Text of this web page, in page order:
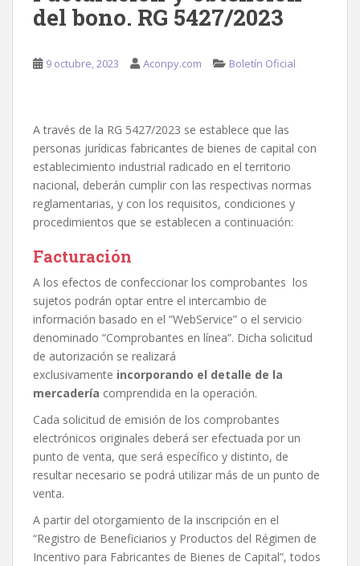
del bono. RG 5427/2023
9 octubre, 2023 Aconpy.com Boletín Oficial
A través de la RG 5427/2023 se establece que las
personas jurídicas fabricantes de bienes de capital con
establecimiento industrial radicado en el territorio
nacional, deberán cumplir con las respectivas normas
reglamentarias, y con los requisitos, condiciones y
procedimientos que se establecen a continuación:
Facturación
A los efectos de confeccionar los comprobantes los
sujetos podrán optar entre el intercambio de
información basado en el “WebService” o el servicio
denominado “Comprobantes en línea”. Dicha solicitud
de autorización se realizará
exclusivamente incorporando el detalle de la
mercadería comprendida en la operación.
Cada solicitud de emisión de los comprobantes
electrónicos originales deberá ser efectuada por un
punto de venta, que será específico y distinto, de
resultar necesario se podrá utilizar más de un punto de
venta.
A partir del otorgamiento de la inscripción en el
“Registro de Beneficiarios y Productos del Régimen de
Incentivo para Fabricantes de Bienes de Capital”, todos